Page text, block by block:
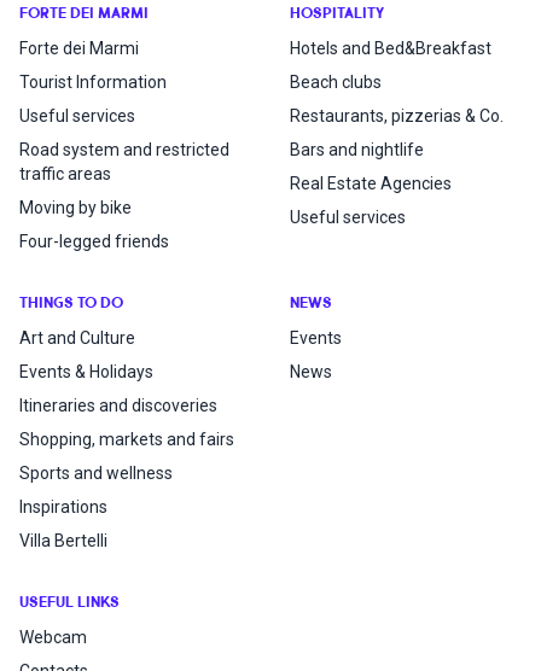
FORTE DEI MARMI
Forte dei Marmi
Tourist Information
Useful services
Road system and restricted
traffic areas
Moving by bike
Four-legged friends
HOSPITALITY
Hotels and Bed&Breakfast
Beach clubs
Restaurants, pizzerias & Co.
Bars and nightlife
Real Estate Agencies
Useful services
THINGS TO DO
Art and Culture
Events & Holidays
Itineraries and discoveries
Shopping, markets and fairs
Sports and wellness
Inspirations
Villa Bertelli
NEWS
Events
News
USEFUL LINKS
Webcam